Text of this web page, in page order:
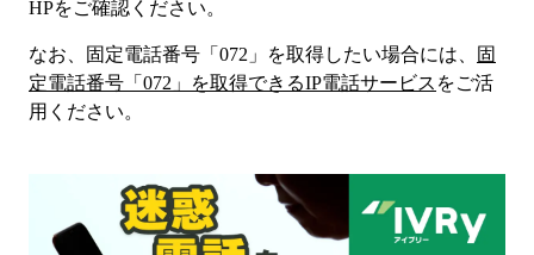
HPをご確認ください。
なお、固定電話番号「 072 」を取得したい場合には、
固
定電話番号「 072 」を取得できるIP電話サービス をご活
用ください。